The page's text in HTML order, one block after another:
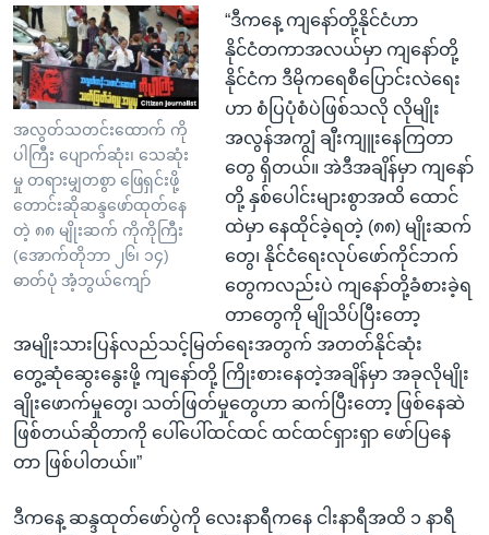
အလွတ်သတင်းထောက် ကို
ပါကြီး ပျောက်ဆုံး၊ သေဆုံး
မှု တရားမျှတစွာ ဖြေရှင်းဖို့
တောင်းဆိုဆန္ဒဖော်ထုတ်နေ
တဲ့ ၈၈ မျိုးဆက် ကိုကိုကြီး
(အောက်တိုဘာ ၂၆၊ ၁၄)
ဓာတ်ပုံ အံ့ဘွယ်ကျော်
“ဒီကနေ့ ကျနော်တို့နိုင်ငံဟာ
နိုင်ငံတကာအလယ်မှာ ကျနော်တို့
နိုင်ငံက ဒီမိုကရေစီပြောင်းလဲရေး
ဟာ စံပြပုံစံပဲဖြစ်သလို လိုမျိုး
အလွန်အကျွံ ချီးကျူးနေကြတာ
တွေ ရှိတယ်။ အဲဒီအချိန်မှာ ကျနော်
တို့ နှစ်ပေါင်းများစွာအထိ ထောင်
ထဲမှာ နေထိုင်ခဲ့ရတဲ့ (၈၈) မျိုးဆက်
တွေ၊ နိုင်ငံရေးလုပ်ဖော်ကိုင်ဘက်
တွေကလည်းပဲ ကျနော်တို့ခံစားခဲ့ရ
တာတွေကို မျိုသိပ်ပြီးတော့
အမျိုးသားပြန်လည်သင့်မြတ်ရေးအတွက် အတတ်နိုင်ဆုံး
တွေ့ဆုံဆွေးနွေးဖို့ ကျနော်တို့ ကြိုးစားနေတဲ့အချိန်မှာ အခုလိုမျိုး
ချိုးဖောက်မှုတွေ၊ သတ်ဖြတ်မှုတွေဟာ ဆက်ပြီးတော့ ဖြစ်နေဆဲ
ဖြစ်တယ်ဆိုတာကို ပေါ်ပေါ်ထင်ထင် ထင်ထင်ရှားရှာ ဖော်ပြနေ
တာ ဖြစ်ပါတယ်။”
ဒီကနေ့ ဆန္ဒထုတ်ဖော်ပွဲကို လေးနာရီကနေ ငါးနာရီအထိ ၁ နာရီ